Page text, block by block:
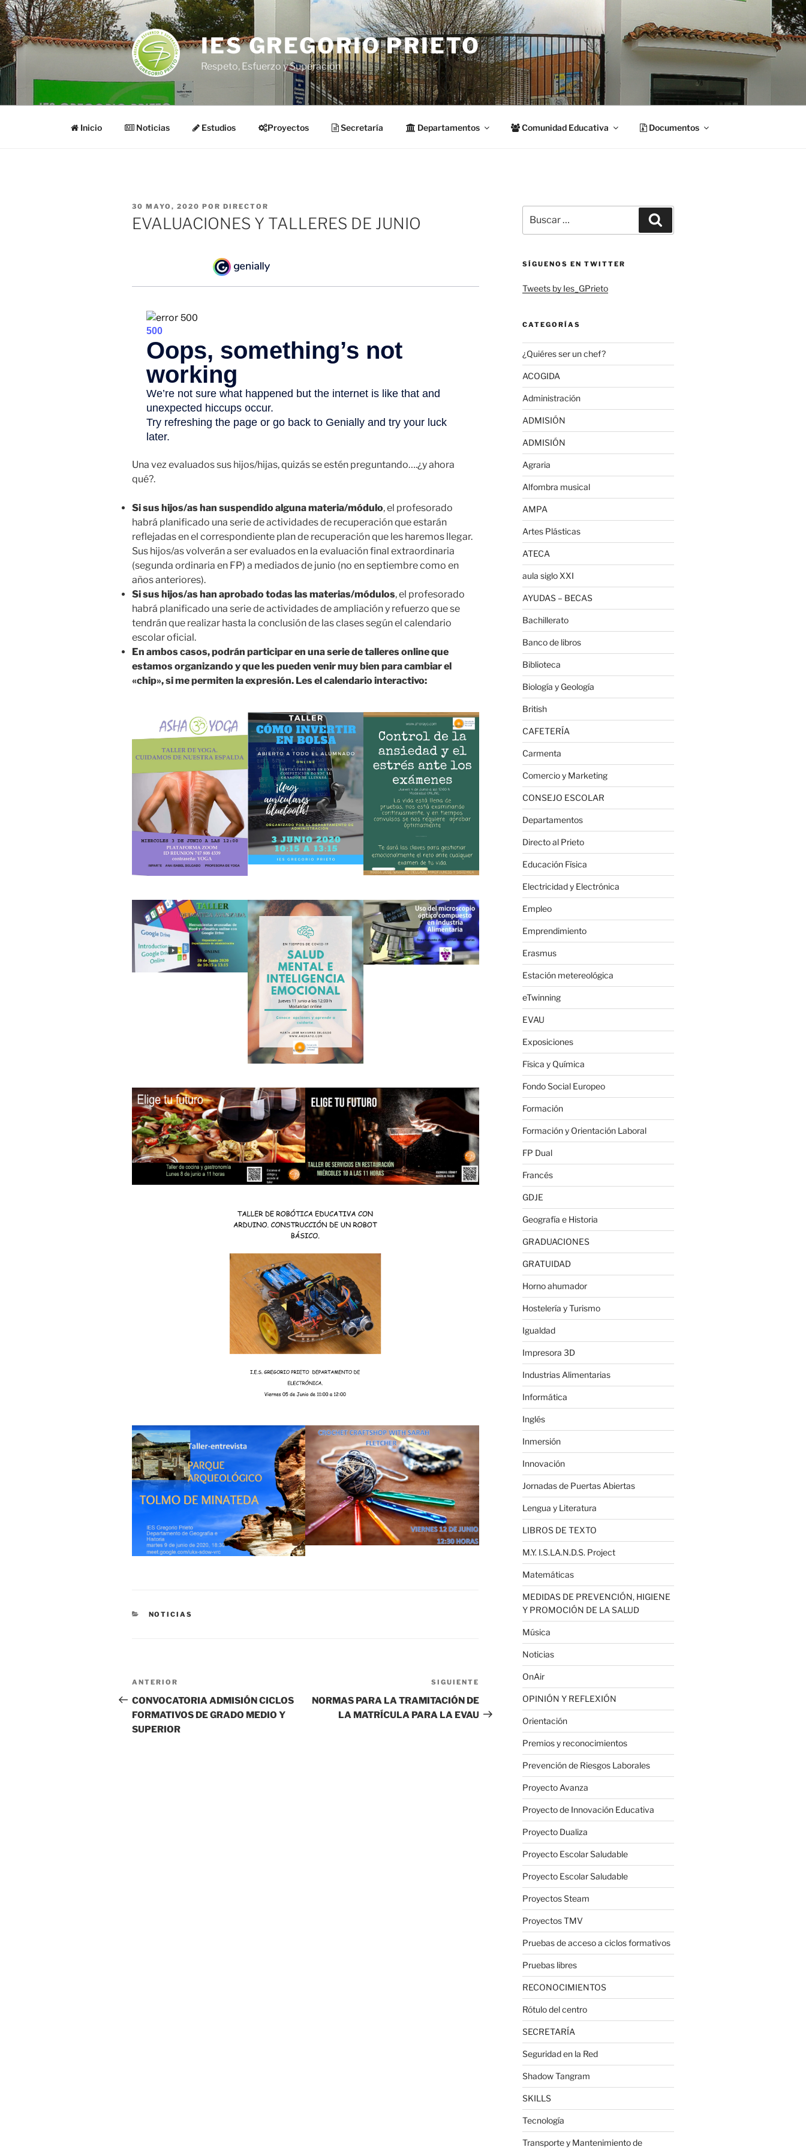
Saltar
al
contenido
IES GREGORIO PRIETO
Respeto, Esfuerzo y Superación
Inicio Noticias Estudios Proyectos Secretaría Departamentos Comunidad Educativa Documentos
PUBLICADO
EL
30 MAYO, 2020 POR DIRECTOR
EVALUACIONES Y TALLERES DE JUNIO
Una vez evaluados sus hijos/hijas, quizás se estén preguntando….¿y ahora
qué?.
Si sus hijos/as han suspendido alguna materia/módulo, el profesorado
habrá planificado una serie de actividades de recuperación que estarán
reflejadas en el correspondiente plan de recuperación que les haremos llegar.
Sus hijos/as volverán a ser evaluados en la evaluación final extraordinaria
(segunda ordinaria en FP) a mediados de junio (no en septiembre como en
años anteriores).
Si sus hijos/as han aprobado todas las materias/módulos, el profesorado
habrá planificado una serie de actividades de ampliación y refuerzo que se
tendrán que realizar hasta la conclusión de las clases según el calendario
escolar oficial.
En ambos casos, podrán participar en una serie de talleres online que
estamos organizando y que les pueden venir muy bien para cambiar el
«chip», si me permiten la expresión. Les el calendario interactivo:
CATEGORÍAS
NOTICIAS
Navegación
de
entradas
Entrada
anterior:
ANTERIOR
CONVOCATORIA ADMISIÓN CICLOS
FORMATIVOS DE GRADO MEDIO Y
SUPERIOR
entrada
SIGUIENTE
NORMAS PARA LA TRAMITACIÓN DE
LA MATRÍCULA PARA LA EVAU
por:
SÍGUENOS EN TWITTER
Tweets by Ies_GPrieto
CATEGORÍAS
¿Quiéres ser un chef?
ACOGIDA
Administración
ADMISIÓN
ADMISIÓN
Agraria
Alfombra musical
AMPA
Artes Plásticas
ATECA
aula siglo XXI
AYUDAS – BECAS
Bachillerato
Banco de libros
Biblioteca
Biología y Geología
British
CAFETERÍA
Carmenta
Comercio y Marketing
CONSEJO ESCOLAR
Departamentos
Directo al Prieto
Educación Física
Electricidad y Electrónica
Empleo
Emprendimiento
Erasmus
Estación metereológica
eTwinning
EVAU
Exposiciones
Física y Química
Fondo Social Europeo
Formación
Formación y Orientación Laboral
FP Dual
Francés
GDJE
Geografía e Historia
GRADUACIONES
GRATUIDAD
Horno ahumador
Hostelería y Turismo
Igualdad
Impresora 3D
Industrias Alimentarias
Informática
Inglés
Inmersión
Innovación
Jornadas de Puertas Abiertas
Lengua y Literatura
LIBROS DE TEXTO
M.Y. I.S.LA.N.D.S. Project
Matemáticas
MEDIDAS DE PREVENCIÓN, HIGIENE
Y PROMOCIÓN DE LA SALUD
Música
Noticias
OnAir
OPINIÓN Y REFLEXIÓN
Orientación
Premios y reconocimientos
Prevención de Riesgos Laborales
Proyecto Avanza
Proyecto de Innovación Educativa
Proyecto Dualiza
Proyecto Escolar Saludable
Proyecto Escolar Saludable
Proyectos Steam
Proyectos TMV
Pruebas de acceso a ciclos formativos
Pruebas libres
RECONOCIMIENTOS
Rótulo del centro
SECRETARÍA
Seguridad en la Red
Shadow Tangram
SKILLS
Tecnología
Transporte y Mantenimiento de